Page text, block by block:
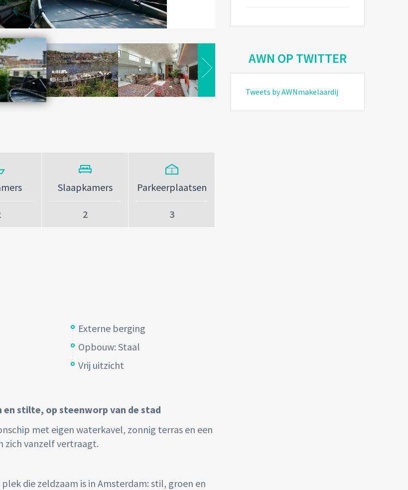
Slaapkamers
2
Parkeerplaatsen
3
Externe berging
Opbouw: Staal
Vrij uitzicht
stilte, op steenworp van de stad
met eigen waterkavel, zonnig terras en een
zich vanzelf vertraagt.
die zeldzaam is in Amsterdam: stil, groen en
AWN OP TWITTER
Tweets by AWNmakelaardij